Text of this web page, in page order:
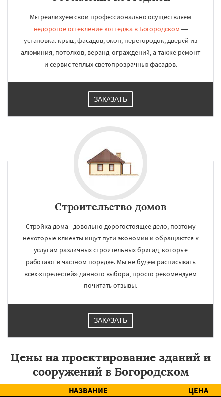
Мы реализуем свои профессионально осуществляем
недорогое остекление коттеджа в Богородском —
установка: крыш, фасадов, окон, перегородок, дверей из
алюминия, потолков, веранд, ограждений, а также ремонт
и сервис теплых светопрозрачных фасадов.
ЗАКАЗАТЬ
Строительство домов
Стройка дома - довольно дорогостоящее дело, поэтому
некоторые клиенты ищут пути экономии и обращаются к
услугам различных строительных бригад, которые
работают в частном порядке. Мы не будем расписывать
всех «прелестей» данного выбора, просто рекомендуем
почитать отзывы.
ЗАКАЗАТЬ
Цены на проектирование зданий и
сооружений в Богородском
НАЗВАНИЕ
ЦЕНА